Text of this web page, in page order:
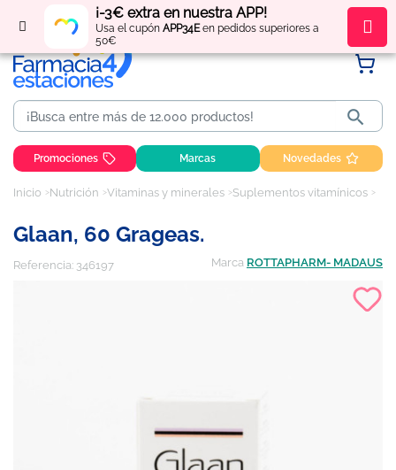
¡-3€ extra en nuestra APP!
Usa el cupón APP34Een pedidos superiores a
50€
Regístratey obténpuntos por tus compras

Promociones Marcas Novedades
Inicio Nutrición Vitaminas y minerales Suplementos vitamínicos
Glaan, 60 Grageas.
Referencia: 346197 Marca ROTTAPHARM- MADAUS